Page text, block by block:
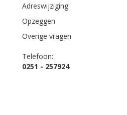
Adreswijziging
Opzeggen
Overige vragen
Telefoon:
0251 - 257924